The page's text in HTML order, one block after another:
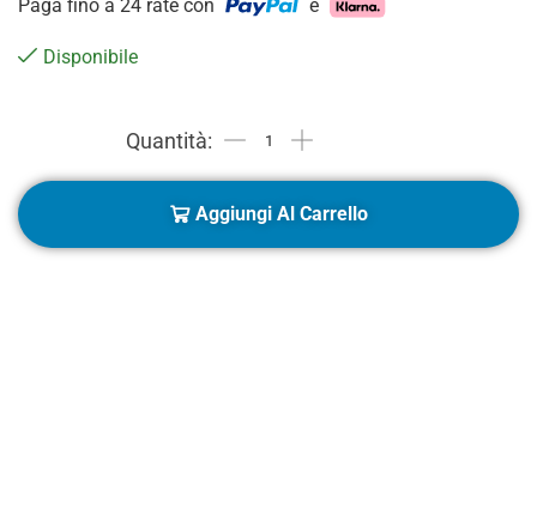
Paga fino a 24 rate con e
Disponibile
Aggiungi Al Carrello